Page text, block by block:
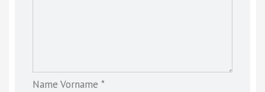
Name Vorname *